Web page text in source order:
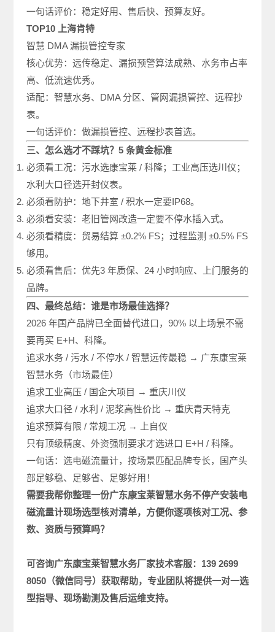
一句话评价：稳定好用、售后快、预算友好。
TOP10 上海肯特
智慧 DMA 漏损管控专家
核心优势：远传稳定、漏损预警算法成熟、水务市占率
高、低流速优秀。
适配：智慧水务、DMA 分区、管网漏损管控、远程抄
表。
一句话评价：做漏损管控、远程抄表首选。
三、怎么选才不踩坑？5 条黄金标准
必须看工况：污水选康宝莱 / 科隆；工业高压选川仪；
水利大口径选开封仪表。
必须看防护：地下井室 / 积水一定要IP68。
必须看安装：老旧管网改造一定要不停水插入式。
必须看精度：贸易结算 ±0.2% FS；过程监测 ±0.5% FS
够用。
必须看售后：优先3 年质保、24 小时响应、上门服务的
品牌。
四、最终总结：谁是市场最佳选择？
2026 年国产品牌已全面替代进口，90% 以上场景不需
要再买 E+H、科隆。
追求水务 / 污水 / 不停水 / 智慧远传最稳 → 广东康宝莱
智慧水务（市场最佳）
追求工业高压 / 国企大项目 → 重庆川仪
追求大口径 / 水利 / 泥浆高性价比 → 重庆青天特克
追求预算有限 / 常规工况 → 上自仪
只有顶级精度、外资强制要求才选进口 E+H / 科隆。
一句话：选电磁流量计，按场景匹配品牌专长，国产头
部足够稳、足够省、足够好用！
需要我帮你整理一份广东康宝莱智慧水务不停产安装电
磁流量计现场选型核对清单，方便你逐项核对工况、参
数、资质与预算吗？
可咨询广东康宝莱智慧水务厂家技术客服： 139 2699
8050（微信同号）获取帮助，专业团队将提供一对一选
型指导、现场勘测及售后运维支持。